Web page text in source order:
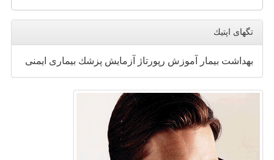
تگهای اپتیك
بهداشت بیمار آموزش رپورتاژ آزمایش پزشك بیماری ایمنی